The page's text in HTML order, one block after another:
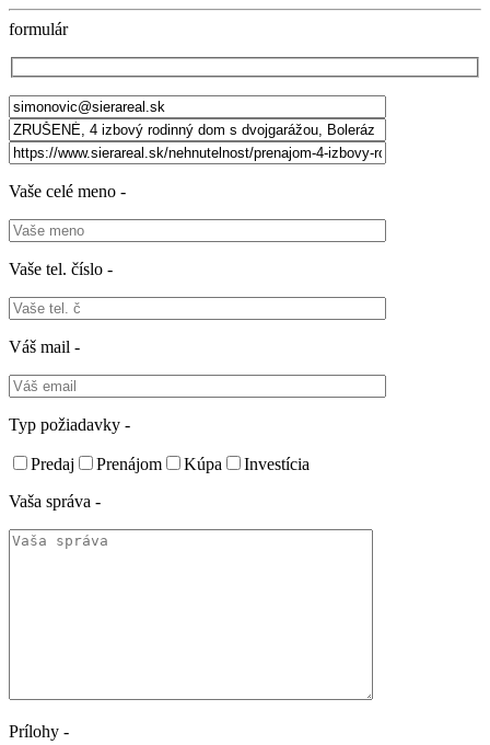
formulár
Vaše celé meno -
Vaše tel. číslo -
Váš mail -
Typ požiadavky -
Predaj Prenájom Kúpa
Investícia
Vaša správa -
Prílohy -